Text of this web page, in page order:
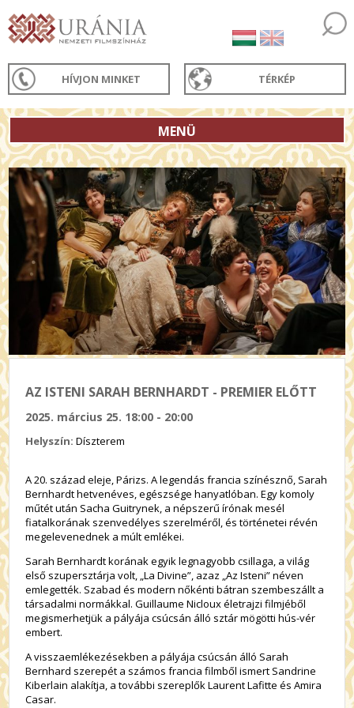
HÍVJON MINKET TÉRKÉP
MENÜ
AZ ISTENI SARAH BERNHARDT - PREMIER ELŐTT
2025. március 25. 18:00 - 20:00
Helyszín:Díszterem
A 20. század eleje, Párizs. A legendás francia színésznő, Sarah
Bernhardt hetvenéves, egészsége hanyatlóban. Egy komoly
műtét után Sacha Guitrynek, a népszerű írónak mesél
fiatalkorának szenvedélyes szerelméről, és történetei révén
megelevenednek a múlt emlékei.
Sarah Bernhardt korának egyik legnagyobb csillaga, a világ
első szupersztárja volt, „La Divine”, azaz „Az Isteni”néven
emlegették. Szabad és modern nőkénti bátran szembeszállt a
társadalmi normákkal. Guillaume Nicloux életrajzi filmjéből
megismerhetjük a pályája csúcsán álló sztár mögötti hús-vér
embert.
A visszaemlékezésekben a pályája csúcsán álló Sarah
Bernhard szerepét a számos francia filmből ismert Sandrine
Kiberlain alakítja, a további szereplők Laurent Lafitte és Amira
Casar.